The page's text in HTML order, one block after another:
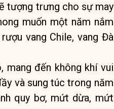
tượng trưng cho sự may
muốn một năm nắm
vang Chile, vang Đà
mang đến không khí vui
và sung túc trong năm
quy bơ, mứt dừa, mứt